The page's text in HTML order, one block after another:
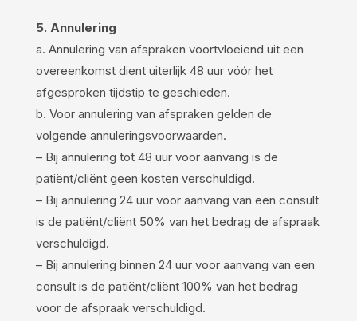
5. Annulering
a. Annulering van afspraken voortvloeiend uit een
overeenkomst dient uiterlijk 48 uur vóór het
afgesproken tijdstip te geschieden.
b. Voor annulering van afspraken gelden de
volgende annuleringsvoorwaarden.
– Bij annulering tot 48 uur voor aanvang is de
patiënt/cliënt geen kosten verschuldigd.
– Bij annulering 24 uur voor aanvang van een consult
is de patiënt/cliënt 50% van het bedrag de afspraak
verschuldigd.
– Bij annulering binnen 24 uur voor aanvang van een
consult is de patiënt/cliënt 100% van het bedrag
voor de afspraak verschuldigd.